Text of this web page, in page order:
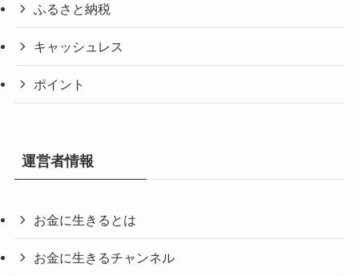
ふるさと納税
キャッシュレス
ポイント
運営者情報
お金に生きるとは
お金に生きるチャンネル